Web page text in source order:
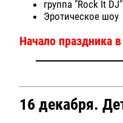
группа "Rock It DJ"
Эротическое шоу
Начало праздника
16 декабря.